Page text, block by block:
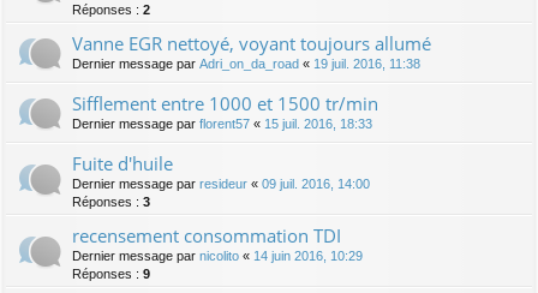
Réponses : 2
Vanne EGR nettoyé, voyant toujours allumé
Dernier message par Adri_on_da_road « 19 juil. 2016, 11:38
Sifflement entre 1000 et 1500 tr/min
Dernier message par florent57 « 15 juil. 2016, 18:33
Fuite d'huile
Dernier message par resideur « 09 juil. 2016, 14:00
Réponses : 3
recensement consommation TDI
Dernier message par nicolito « 14 juin 2016, 10:29
Réponses : 9